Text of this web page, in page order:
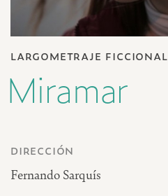
largometraje ficcional
Miramar
dirección
Fernando Sarquís